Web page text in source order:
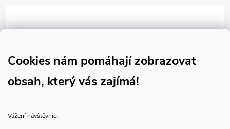
Cookies nám pomáhají zobrazovat
obsah, který vás zajímá!
Vážení návštěvníci,
p
a